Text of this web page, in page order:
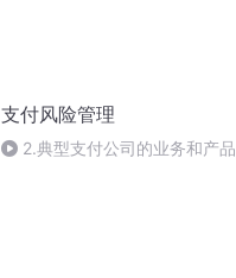
支付风险管理
2.典型支付公司的业务和产品